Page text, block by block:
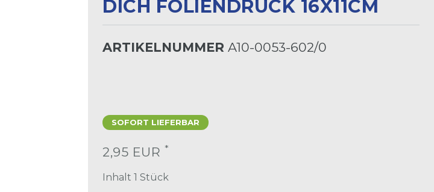
ICH FOLIENDRUCK 16X11CM
ARTIKELNUMMER A10-0053-602/0
SOFORT LIEFERBAR
2,95 EUR *
Inhalt 1 Stück